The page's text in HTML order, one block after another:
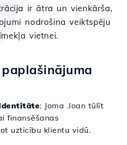
ir ātra un vienkārša,
nodrošina veiktspēju
vietnei.
: Joma .loan tūlīt
finansēšanas
uzticību klientu vidū.